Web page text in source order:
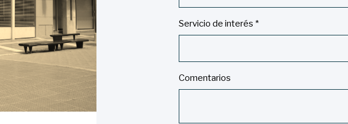
Servicio de interés *
Comentarios